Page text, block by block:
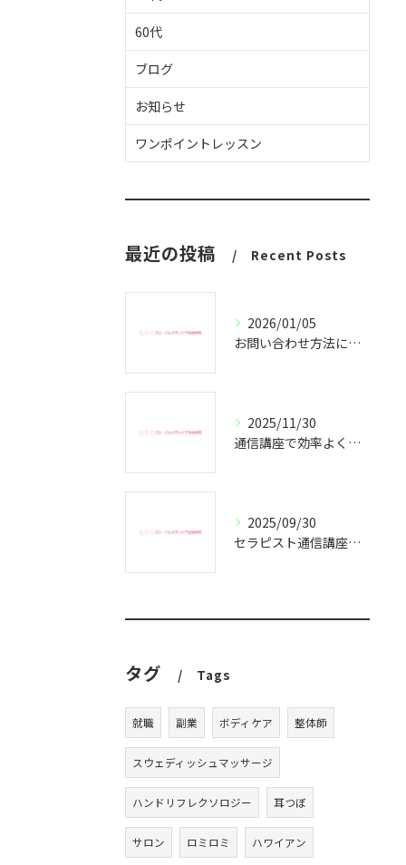
60代
ブログ
お知らせ
ワンポイントレッスン
最近の投稿 Recent Posts
2026/01/05
お問い合わせ方法についてのご案内
2025/11/30
通信講座で効率よくセラピスト資格取得
2025/09/30
セラピスト通信講座で副業成功の秘訣
タグ Tags
就職 副業 ボディケア 整体師
スウェディッシュマッサージ
ハンドリフレクソロジー 耳つぼ
サロン ロミロミ ハワイアン